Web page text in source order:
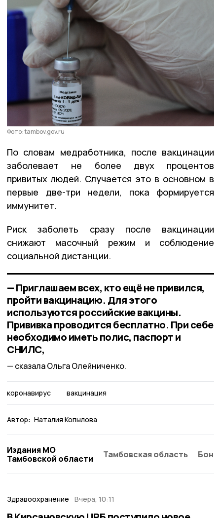
Фото: tambov.gov.ru
По словам медработника, после вакцинации
заболевает не более двух процентов
привитых людей. Случается это в основном в
первые две-три недели, пока формируется
иммунитет.
Риск заболеть сразу после вакцинации
снижают масочный режим и соблюдение
социальной дистанции.
— Приглашаем всех, кто ещё не привился,
пройти вакцинацию. Для этого
используются российские вакцины.
Прививка проводится бесплатно. При себе
необходимо иметь полис, паспорт и
СНИЛС,
сказала Ольга Олейниченко.
коронавирус вакцинация
Автор: Наталия Копылова
Издания МО
Тамбовской области
Тамбовская область
Здравоохранение Вчера, 10:11